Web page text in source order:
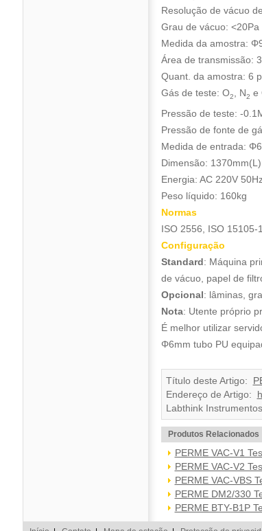
Resolução de vácuo
Grau de vácuo: <20Pa
Medida da amostra:
Área de transmissão:
Quant. da amostra: 6
Gás de teste: O2 , N2 e
Pressão de teste: -
Pressão de fonte de
Medida de entrada:
Dimensão:
Energia: AC 220V 50Hz
Peso líquido: 160kg
Normas
ISO 2556, ISO 15105-
Configuração
Standard: Máquina
de vácuo, papel de
Opcional: lâminas,
Nota: Utente próprio
É melhor utilizar
Φ6mm tubo PU
Título deste Artigo:
Endereço de Artigo:
Labthink
Produtos Relacionados
PERME VAC-V1
PERME VAC-V2
PERME VAC-VBS
PERME DM2/330
PERME BTY-B1P